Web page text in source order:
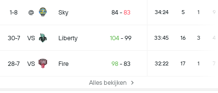
1-8 @ Sky 84- 83 34:24 5 1 9
30-7 VS Liberty 104 - 99 33:45 16 3 4
28-7 VS Fire 98- 83 32:22 17 1 7
Alles bekijken